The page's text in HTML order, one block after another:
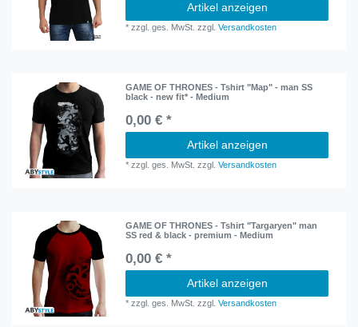
Artikel anzeigen
*zzgl. ges. MwSt. zzgl.Versandkosten
GAME OF THRONES - Tshirt "Map" - man SS
black - new fit* - Medium
0,00 € *
Artikel anzeigen
*zzgl. ges. MwSt. zzgl.Versandkosten
GAME OF THRONES - Tshirt "Targaryen" man
SS red & black - premium - Medium
0,00 € *
Artikel anzeigen
*zzgl. ges. MwSt. zzgl.Versandkosten